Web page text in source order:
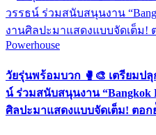
วัยรุ่นพร้อมบวก 🥊🎨 เตรียมป
น์ ร่วมสนับสนุนงาน “Bangkok
ศิลปะมาแสดงแบบจัดเต็ม! ตอก